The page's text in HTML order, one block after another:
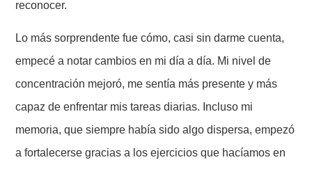
reconocer.
Lo más sorprendente fue cómo, casi sin darme cuenta,
empecé a notar cambios en mi día a día. Mi nivel de
concentración mejoró, me sentía más presente y más
capaz de enfrentar mis tareas diarias. Incluso mi
memoria, que siempre había sido algo dispersa, empezó
a fortalecerse gracias a los ejercicios que hacíamos en